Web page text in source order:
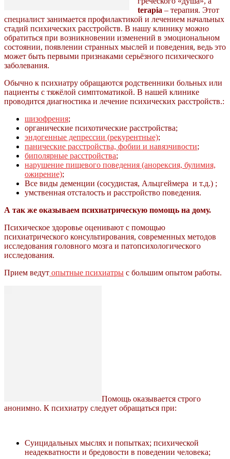
terapia – терапия. Этот
специалист занимается профилактикой и лечением начальных
стадий психических расстройств. В нашу клинику можно
обратиться при возникновении изменений в эмоциональном
состоянии, появлении странных мыслей и поведения, ведь это
может быть первыми признаками серьёзного психического
заболевания.
Обычно к психиатру обращаются родственники больных или
пациенты с тяжёлой симптоматикой. В нашей клинике
проводится диагностика и лечение психических расстройств.:
шизофрения;
органические психотические расстройства;
эндогенные депрессии (рекурентные);
панические расстройства, фобии и навязчивости;
биполярные расстройства;
нарушение пищевого поведения (анорексия, булимия,
ожирение);
Все виды деменции (сосудистая, Альцгеймера и т.д.) ;
умственная отсталость и расстройство поведения.
А так же оказываем психиатрическую помощь на дому.
Психическое здоровье оценивают с помощью
психиатрического консультирования, современных методов
исследования головного мозга и патопсихологического
исследования.
Прием ведут опытные психиатры с большим опытом работы.
Помощь оказывается строго
анонимно. К психиатру следует обращаться при:
Суицидальных мыслях и попытках; психической
неадекватности и бредовости в поведении человека;